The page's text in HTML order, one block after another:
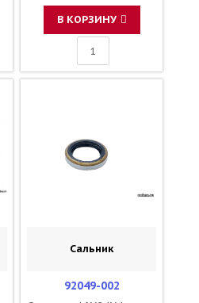
В КОРЗИНУ
Сальник
92049-002